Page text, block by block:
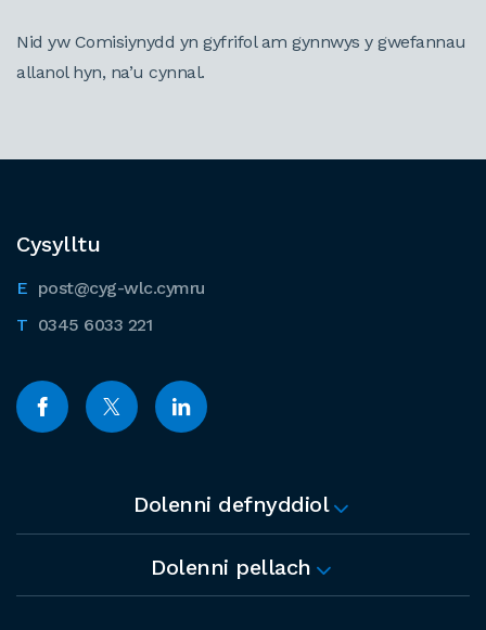
Nid yw Comisiynydd yn gyfrifol am gynnwys y gwefannau
allanol hyn, na’u cynnal.
Cysylltu
post@cyg-wlc.cymru
0345 6033 221
Dolenni defnyddiol
Dolenni pellach